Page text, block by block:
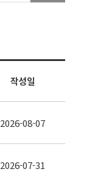
작성일
2026-08-07
2026-07-31